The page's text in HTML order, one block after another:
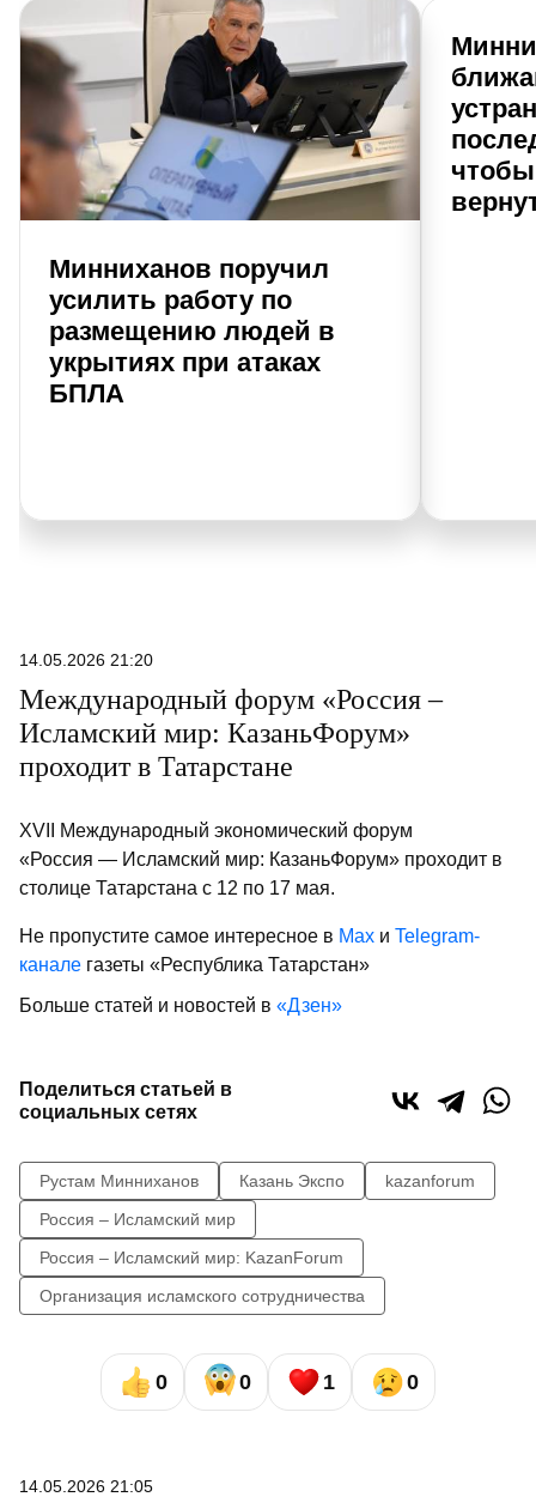
Минниханов поручил
усилить работу по
размещению людей в
укрытиях при атаках
БПЛА
14.05.2026 21:20
Международный форум «Россия –
Исламский мир: КазаньФорум»
проходит в Татарстане
XVII Международный экономический форум
«Россия — Исламский мир: КазаньФорум» проходит в
столице Татарстана с 12 по 17 мая.
Не пропустите самое интересное в Max и Telegram-
канале газеты «Республика Татарстан»
Больше статей и новостей в «Дзен»
Поделиться статьей в
социальных сетях
Рустам Минниханов Казань Экспо
kazanforum
Россия – Исламский мир
Россия – Исламский мир: KazanForum
Организация исламского сотрудничества
0 0 1 0
14.05.2026 21:05